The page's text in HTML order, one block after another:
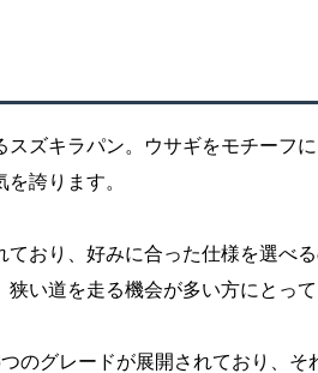
ズキラパン。ウサギをモチーフ
誇ります。
おり、好みに合った仕様を選べ
い道を走る機会が多い方にとっ
のグレードが展開されており、そ